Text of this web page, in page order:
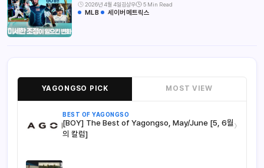
2026년 4월 4일김상우 5 Min Read
MLB 세이버메트릭스
YAGONGSO PICK MOST VIEW
BEST OF YAGONGSO
[BOY] The Best of Yagongso, May/June [5, 6월
의 칼럼]
›